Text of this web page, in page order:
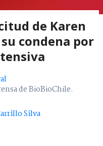
de Karen
condena por
de BioBioChile.
Silva